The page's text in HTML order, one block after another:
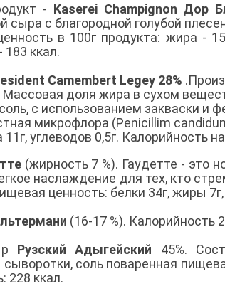
- Kaserei Champignon Дор
сыра с благородной голубой
в 100г продукта: жира -
183 ккал.
Camembert Legey 28%
доля жира в сухом
с использованием закваски и
микрофлора (Penicillim
углеводов 0,5г. Калорийность
(жирность 7 %). Гаудетте - это
наслаждение для тех, кто
ценность: белки 34г, жиры
(16-17 %). Калорийность
Рузский Адыгейский 45%.
соль поваренная
228 ккал.